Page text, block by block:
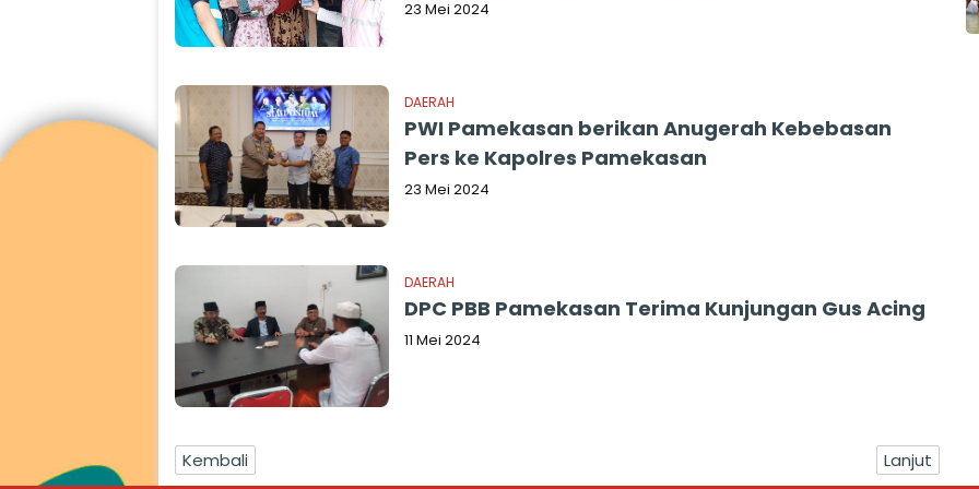
23 Mei 2024
DAERAH
PWI Pamekasan berikan Anugerah Kebebasan
Pers ke Kapolres Pamekasan
23 Mei 2024
DAERAH
DPC PBB Pamekasan Terima Kunjungan Gus Acing
11 Mei 2024
Kembali Lanjut